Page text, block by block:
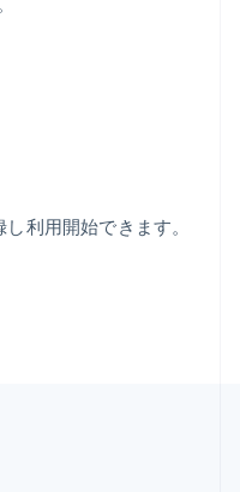
利用開始できます。